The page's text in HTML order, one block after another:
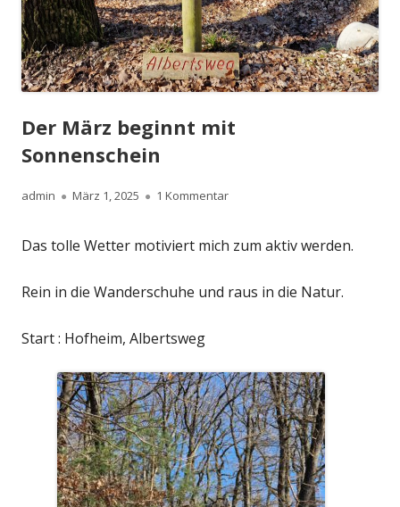
Der März beginnt mit
Sonnenschein
Autor
admin
Veröffentlicht
März 1, 2025 1 Kommentarzu Der März beginnt mit
Das tolle Wetter motiviert mich zum aktiv werden.
Rein in die Wanderschuhe und raus in die Natur.
Start : Hofheim, Albertsweg